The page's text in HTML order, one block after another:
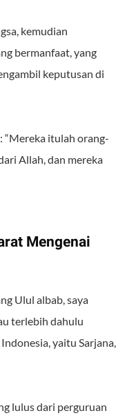
kemudian
bermanfaat, yang
keputusan di
“Mereka itulah orang-
Allah, dan mereka
Mengenai
Ulul albab, saya
terlebih dahulu
yaitu Sarjana,
lulus dari perguruan